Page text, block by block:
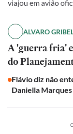
viajou em avião
ALVARO
A 'guerra fria'
do
Flávio diz não
Daniella